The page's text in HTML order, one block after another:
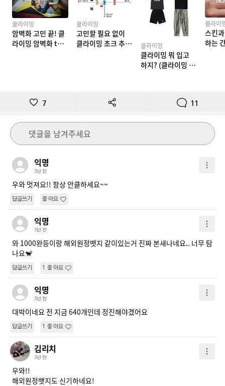
클라이밍
암벽화 고민 끝! 클
라이밍 암벽화 top
클라이밍
고민할 필요 없이
클라이밍 초크 추천
클라이밍
클라이밍 뭐 입고
하지? (클라이밍 복
클라이
스킨
하는
7 11
댓글을 남겨주세요
익명
3년 전
우와 멋져요!! 항상 안클하세요~~
답글쓰기 좋아요
익명
3년 전
와 1000완등이랑 해외원정뱃지 같이있는거 진짜 본새나네요.. 너무 탐
나요🐒
답글쓰기 1 좋아요
익명
3년 전
대박이네요 전 지금 640개인데 정진해야겠어요
답글쓰기 1 좋아요
김리치
3년 전
우와!!
해외원정뱃지도 신기하네요!